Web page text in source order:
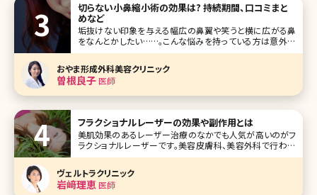
切らない小鼻縮小術の効果は? 持続期間、口コミまと
めなど
垢抜けない印象を与える幅広の鼻翼や笑うと横に広がる鼻
をなんとかしたい……。こんな悩みを持っている方は意外に
多いのではないでしょうか。鼻は眼や口元と違ってメイクで見
せ方を変えることがほとんどできないパーツ。それだけに本
格的に鼻の印象を変えようと思ったら美容整形に頼るしか
方法はありません。 とはいえ、
おやま形成外科美容クリニック
曽根良子医師
フラクショナルレーザーの効果や副作用とは
美肌効果のあるレーザー治療のなかでも人気が高いのがフ
ラクショナルレーザーです。美容皮膚科、美容外科で行われ
るレーザーの治療はいくつか種類がありますが、フラクショナ
フラクショナルレーザーの基本的な知識から最新の施術情
報まで詳しくお伝えしていきます
ヴェルトラクリニック
岩﨑理恵 医師